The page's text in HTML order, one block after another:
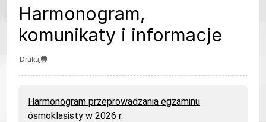
Harmonogram,
komunikaty i informacje
Drukuj
Harmonogram przeprowadzania egzaminu
ósmoklasisty w 2026 r.